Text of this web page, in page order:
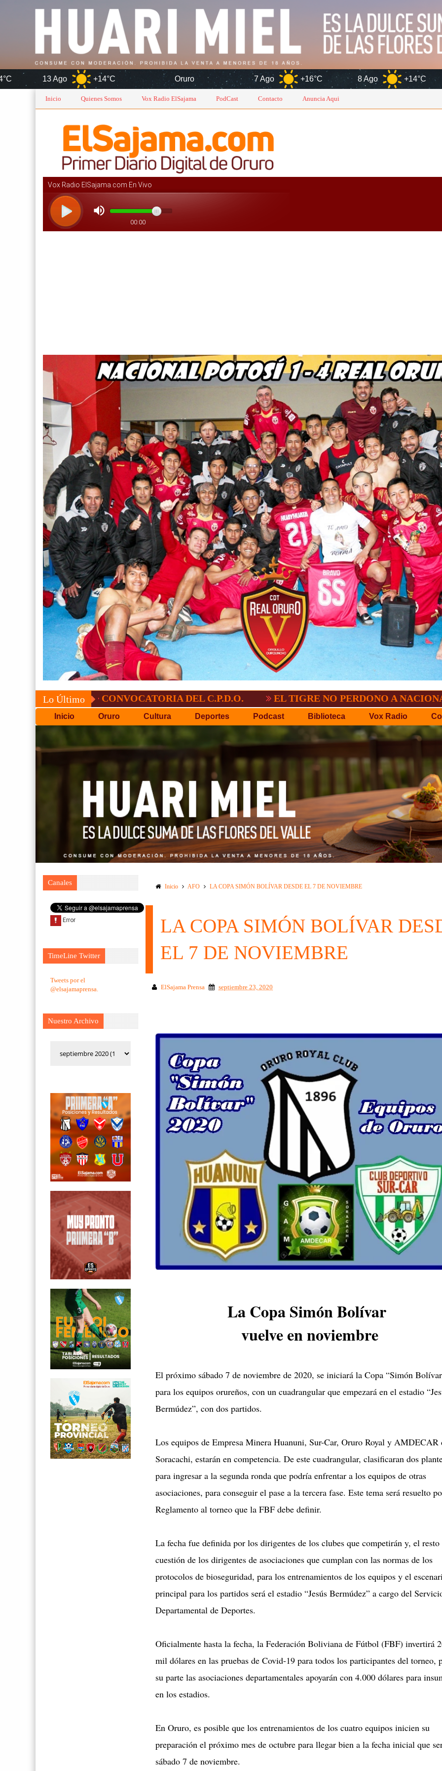
+14°C Oruro 7 Ago +16°C 8 Ago +14°C 9 Ago
Inicio Quienes Somos Vox Radio ElSajama PodCast Contacto Anuncia Aqui
Lo Último
CONVOCATORIA DEL C.P.D.O. EL TIGRE NO PERDONO A NACIONAL:2-3
Inicio Oruro Cultura Deportes Podcast Biblioteca Vox Radio
Canales
TimeLine Twitter
Tweets por el
@elsajamaprensa.
Nuestro Archivo
Inicio AFO LA COPA SIMÓN BOLÍVAR DESDE EL 7 DE NOVIEMBRE
LA COPA SIMÓN BOLÍVAR
EL 7 DE NOVIEMBRE
ElSajama Prensa septiembre 23, 2020
La Copa Simón Bolívar
vuelve en noviembre
El próximo sábado 7 de noviembre de 2020, se iniciará la Copa “Simón
para los equipos orureños, con un cuadrangular que empezará en el estadio
Bermúdez”, con dos partidos.
Los equipos de Empresa Minera Huanuni, Sur-Car, Oruro Royal y AMDECAR
Soracachi, estarán en competencia. De este cuadrangular, clasificaran dos
para ingresar a la segunda ronda que podría enfrentar a los equipos de otras
asociaciones, para conseguir el pase a la tercera fase. Este tema será resuelto
Reglamento al torneo que la FBF debe definir.
La fecha fue definida por los dirigentes de los clubes que competirán y, el resto
cuestión de los dirigentes de asociaciones que cumplan con las normas de los
protocolos de bioseguridad, para los entrenamientos de los equipos y el
principal para los partidos será el estadio “Jesús Bermúdez” a cargo del
Departamental de Deportes.
Oficialmente hasta la fecha, la Federación Boliviana de Fútbol (FBF) invertirá
mil dólares en las pruebas de Covid-19 para todos los participantes del torneo,
su parte las asociaciones departamentales apoyarán con 4.000 dólares para
en los estadios.
En Oruro, es posible que los entrenamientos de los cuatro equipos inicien su
preparación el próximo mes de octubre para llegar bien a la fecha inicial que
sábado 7 de noviembre.